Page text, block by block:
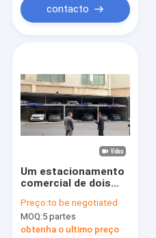
Controle da qualidade
Sistema do
Sistema elevado do
Sistema hidráulico do
Decker Parking System
contacto
Um estacionamento
comercial de dois
sistema do
estacionamento do
carro do enigma da
Preço:to be negotiated
MOQ:5 partes
obtenha o ultimo preço